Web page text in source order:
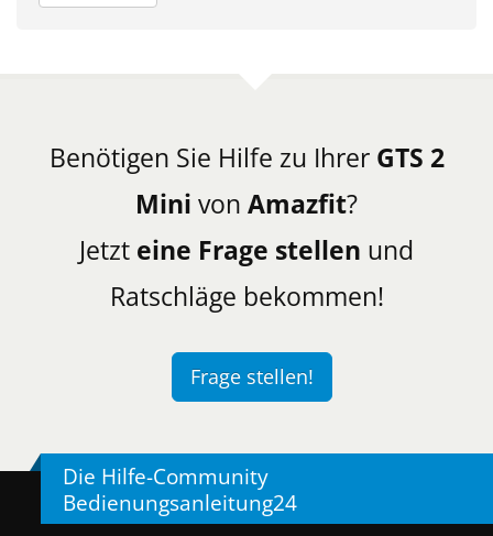
Benötigen Sie Hilfe zu Ihrer GTS 2
Mini von Amazfit?
Jetzt eine Frage stellen und
Ratschläge bekommen!
Frage stellen!
Die Hilfe-Community
Bedienungsanleitung24